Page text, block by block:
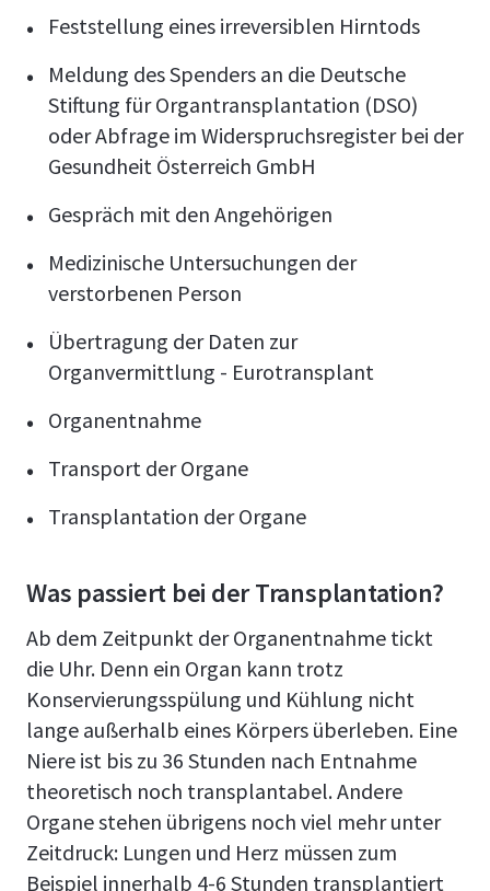
Feststellung eines irreversiblen Hirntods
Meldung des Spenders an die Deutsche
Stiftung für Organtransplantation (DSO)
oder Abfrage im Widerspruchsregister bei der
Gesundheit Österreich GmbH
Gespräch mit den Angehörigen
Medizinische Untersuchungen der
verstorbenen Person
Übertragung der Daten zur
Organvermittlung - Eurotransplant
Organentnahme
Transport der Organe
Transplantation der Organe
Was passiert bei der Transplantation?
Ab dem Zeitpunkt der Organentnahme tickt
die Uhr. Denn ein Organ kann trotz
Konservierungsspülung und Kühlung nicht
lange außerhalb eines Körpers überleben. Eine
Niere ist bis zu 36 Stunden nach Entnahme
theoretisch noch transplantabel. Andere
Organe stehen übrigens noch viel mehr unter
Zeitdruck: Lungen und Herz müssen zum
Beispiel innerhalb 4-6 Stunden transplantiert